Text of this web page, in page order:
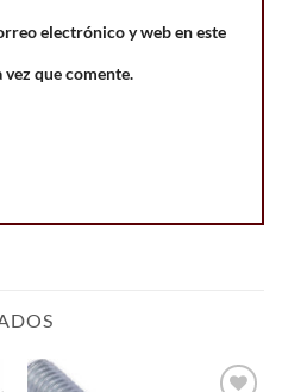
electrónico y web en este
que comente.